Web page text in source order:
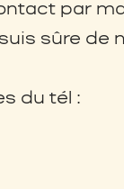
par
sûre de
du tél :